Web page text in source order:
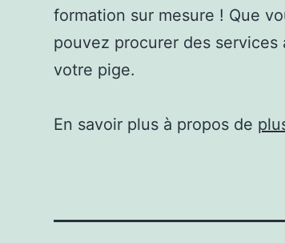
formation sur mesure ! Que
pouvez procurer des
votre pige.
En savoir plus à propos de